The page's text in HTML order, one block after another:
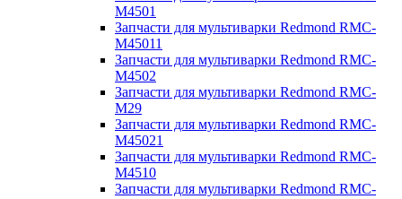
M4501
Запчасти для мультиварки Redmond RMC-
M45011
Запчасти для мультиварки Redmond RMC-
M4502
Запчасти для мультиварки Redmond RMC-
M29
Запчасти для мультиварки Redmond RMC-
M45021
Запчасти для мультиварки Redmond RMC-
M4510
Запчасти для мультиварки Redmond RMC-